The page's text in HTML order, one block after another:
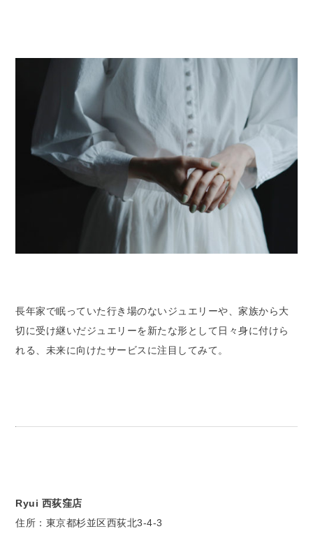
長年家で眠っていた行き場のないジュエリーや、家族から大
切に受け継いだジュエリーを新たな形として日々身に付けら
れる、未来に向けたサービスに注目してみて。
Ryui 西荻窪店
住所：東京都杉並区西荻北3-4-3